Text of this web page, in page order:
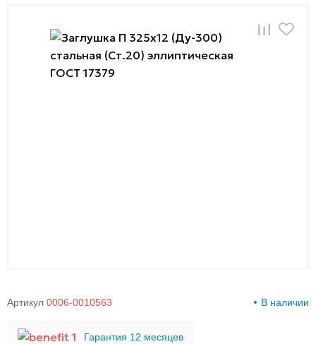
Артикул 0006-0010563 В наличии
Гарантия 12 месяцев
info@example.com